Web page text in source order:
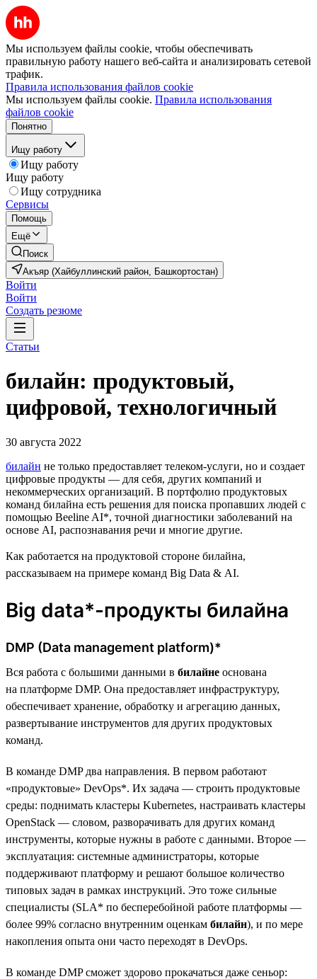
Мы используем файлы cookie, чтобы обеспечивать
правильную работу нашего веб-сайта и анализировать сетевой
трафик.
Правила использования файлов cookie
Мы используем файлы cookie. Правила использования
файлов cookie
Понятно
Ищу работу
Ищу работу
Ищу работу
Ищу сотрудника
Сервисы
Помощь
Ещё
Поиск
Акъяр (Хайбуллинский район, Башкортостан)
Войти
Войти
Создать резюме
Статьи
билайн: продуктовый,
цифровой, технологичный
30 августа 2022
билайн не только предоставляет телеком-услуги, но и создает
цифровые продукты — для себя, других компаний и
некоммерческих организаций. В портфолио продуктовых
команд билайна есть решения для поиска пропавших людей с
помощью Beeline AI*, точной диагностики заболеваний на
основе AI, распознавания речи и многие другие.
Как работается на продуктовой стороне билайна,
рассказываем на примере команд Big Data & AI.
Big data*-продукты билайна
DMP (Data management platform)*
Вся работа с большими данными в билайне основана
на платформе DMP. Она предоставляет инфраструктуру,
обеспечивает хранение, обработку и агрегацию данных,
развертывание инструментов для других продуктовых
команд.
В команде DMP два направления. В первом работают
«продуктовые» DevOps*. Их задача — строить продуктовые
среды: поднимать кластеры Kubernetes, настраивать кластеры
OpenStack — словом, разворачивать для других команд
инструменты, которые нужны в работе с данными. Второе —
эксплуатация: системные администраторы, которые
поддерживают платформу и решают большое количество
типовых задач в рамках инструкций. Это тоже сильные
специалисты (SLA* по бесперебойной работе платформы —
более 99% согласно внутренним оценкам билайн), и по мере
накопления опыта они часто переходят в DevOps.
В команде DMP сможет здорово прокачаться даже сеньор: